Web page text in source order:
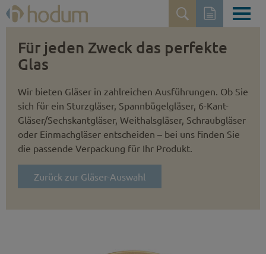
Für jeden Zweck das perfekte
Glas
Wir bieten Gläser in zahlreichen Ausführungen. Ob Sie
sich für ein Sturzgläser, Spannbügelgläser, 6-Kant-
Gläser/Sechskantgläser, Weithalsgläser, Schraubgläser
oder Einmachgläser entscheiden – bei uns finden Sie
die passende Verpackung für Ihr Produkt.
Zurück zur Gläser-Auswahl